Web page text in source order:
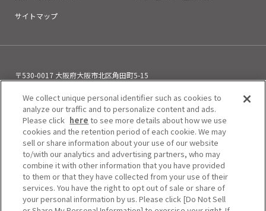
サイトマップ
〒530-0017 大阪府大阪市北区角田町5-15
06-6313-0501（11:00～21:00）
We collect unique personal identifier such as cookies to
analyze our traffic and to personalize content and ads.
Please click here to see more details about how we use
cookies and the retention period of each cookie. We may
sell or share information about your use of our website
to/with our analytics and advertising partners, who may
combine it with other information that you have provided
to them or that they have collected from your use of their
services. You have the right to opt out of sale or share of
your personal information by us. Please click [Do Not Sell